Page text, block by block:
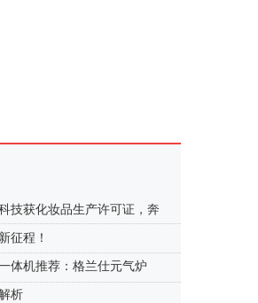
技获化妆品生产许可证，奔
征程！
体机推荐：格兰仕元气炉
析